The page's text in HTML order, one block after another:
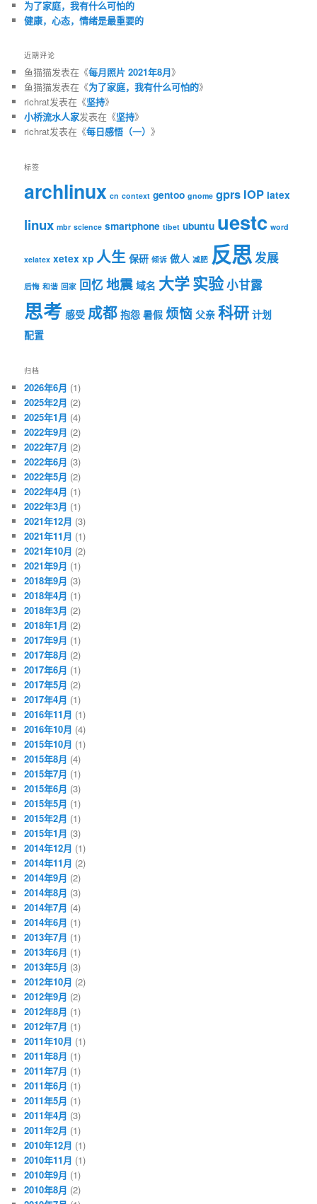
为了家庭，我有什么可怕的
健康，心态，情绪是最重要的
近期评论
鱼猫猫发表在《每月照片 2021年8月》
鱼猫猫发表在《为了家庭，我有什么可怕的》
richrat发表在《坚持》
小桥流水人家发表在《坚持》
richrat发表在《每日感悟（一）》
标签
archlinux cn context gentoo gnome gprs IOP latex
linux mbr science smartphone tibet ubuntu uestc word
xelatex xetex xp 人生 保研 倾诉 做人 减肥 反思发展
后悔 和谐 回家 回忆地震 域名 大学实验小甘露
思考 感受 成都 抱怨 暑假 烦恼 父亲 科研 计划
配置
归档
2026年6月 (1)
2025年2月 (2)
2025年1月 (4)
2022年9月 (2)
2022年7月 (2)
2022年6月 (3)
2022年5月 (2)
2022年4月 (1)
2022年3月 (1)
2021年12月 (3)
2021年11月 (1)
2021年10月 (2)
2021年9月 (1)
2018年9月 (3)
2018年4月 (1)
2018年3月 (2)
2018年1月 (2)
2017年9月 (1)
2017年8月 (2)
2017年6月 (1)
2017年5月 (2)
2017年4月 (1)
2016年11月 (1)
2016年10月 (4)
2015年10月 (1)
2015年8月 (4)
2015年7月 (1)
2015年6月 (3)
2015年5月 (1)
2015年2月 (1)
2015年1月 (3)
2014年12月 (1)
2014年11月 (2)
2014年9月 (2)
2014年8月 (3)
2014年7月 (4)
2014年6月 (1)
2013年7月 (1)
2013年6月 (1)
2013年5月 (3)
2012年10月 (2)
2012年9月 (2)
2012年8月 (1)
2012年7月 (1)
2011年10月 (1)
2011年8月 (1)
2011年7月 (1)
2011年6月 (1)
2011年5月 (1)
2011年4月 (3)
2011年2月 (1)
2010年12月 (1)
2010年11月 (1)
2010年9月 (1)
2010年8月 (2)